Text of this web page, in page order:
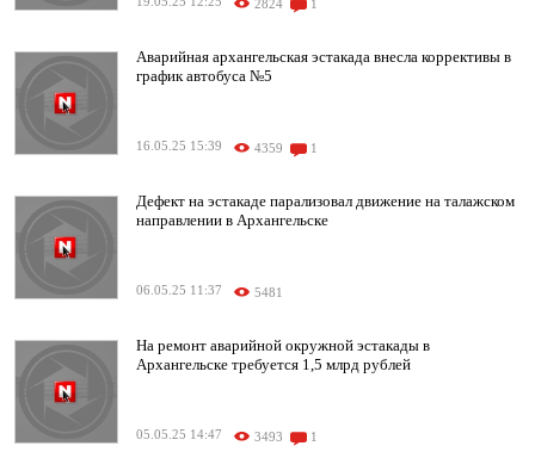
2824 1
Аварийная архангельская эстакада внесла коррективы в
график автобуса №5
16.05.25 15:39 4359 1
Дефект на эстакаде парализовал движение на талажском
направлении в Архангельске
06.05.25 11:37 5481
На ремонт аварийной окружной эстакады в
Архангельске требуется 1,5 млрд рублей
05.05.25 14:47 3493 1